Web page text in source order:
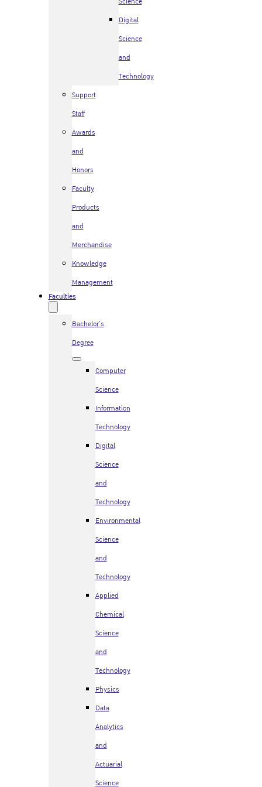
Digital
Science
and
Technology
Support
Staff
Awards
and
Honors
Faculty
Products
and
Merchandise
Knowledge
Management
Faculties
Bachelor’s
Degree
Computer
Science
Information
Technology
Digital
Science
and
Technology
Environmental
Science
and
Technology
Applied
Chemical
Science
and
Technology
Physics
Data
Analytics
and
Actuarial
Science